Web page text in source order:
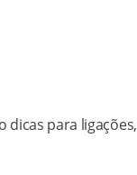
dicas para ligações,